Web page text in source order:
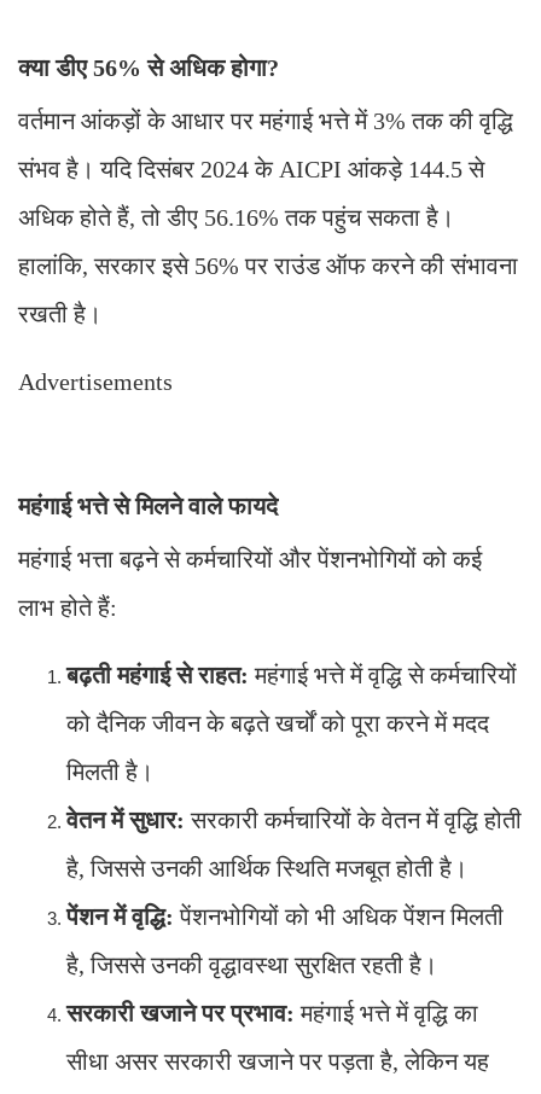
क्या डीए 56% से अधिक होगा?
वर्तमान आंकड़ों के आधार पर महंगाई भत्ते में 3% तक की वृद्धि
संभव है। यदि दिसंबर 2024 के AICPI आंकड़े 144.5 से
अधिक होते हैं, तो डीए 56.16% तक पहुंच सकता है।
हालांकि, सरकार इसे 56% पर राउंड ऑफ करने की संभावना
रखती है।
Advertisements
महंगाई भत्ते से मिलने वाले फायदे
महंगाई भत्ता बढ़ने से कर्मचारियों और पेंशनभोगियों को कई
लाभ होते हैं:
बढ़ती महंगाई से राहत: महंगाई भत्ते में वृद्धि से कर्मचारियों
को दैनिक जीवन के बढ़ते खर्चों को पूरा करने में मदद
मिलती है।
वेतन में सुधार: सरकारी कर्मचारियों के वेतन में वृद्धि होती
है, जिससे उनकी आर्थिक स्थिति मजबूत होती है।
पेंशन में वृद्धि: पेंशनभोगियों को भी अधिक पेंशन मिलती
है, जिससे उनकी वृद्धावस्था सुरक्षित रहती है।
सरकारी खजाने पर प्रभाव: महंगाई भत्ते में वृद्धि का
सीधा असर सरकारी खजाने पर पड़ता है, लेकिन यह